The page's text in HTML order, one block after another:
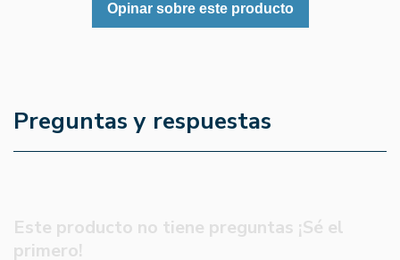
Opinar sobre este producto
Preguntas y respuestas
Este producto no tiene preguntas ¡Sé el
primero!